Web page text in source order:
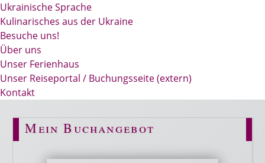
Ukrainische Sprache
Kulinarisches aus der Ukraine
Besuche uns!
Über uns
Unser Ferienhaus
Unser Reiseportal / Buchungsseite (extern)
Kontakt
Mein Buchangebot